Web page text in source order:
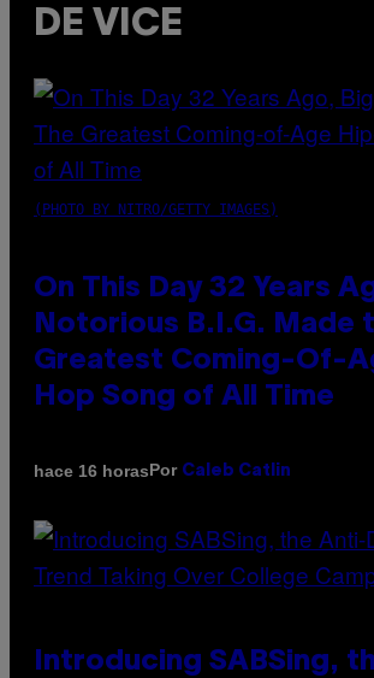
DE VICE
(PHOTO BY NITRO/GETTY IMAGES)
On This Day 32 Years
Notorious B.I.G. Made
Greatest Coming-Of-
Hop Song of All Time
hace 16 horasPor Caleb Catlin
Introducing SABSing,